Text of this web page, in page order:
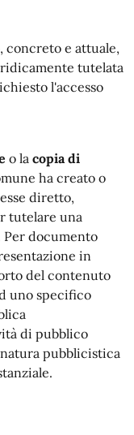
concreto e attuale,
tutelata
l'accesso
o la copia di
ha creato o
diretto,
tutelare una
documento
in
del contenuto
uno specifico
di pubblico
pubblicistica